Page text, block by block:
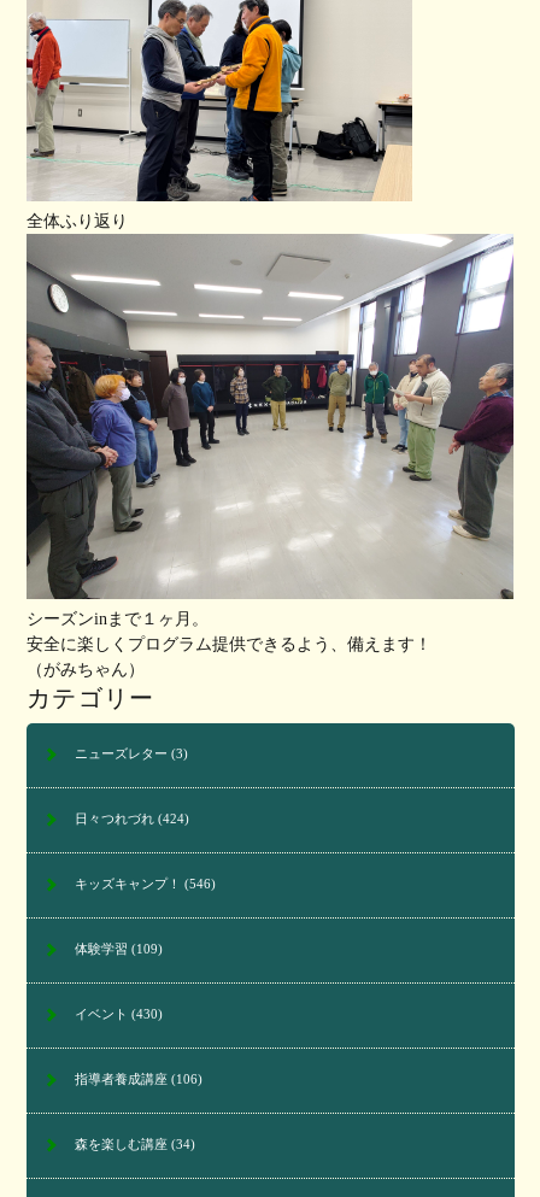
全体ふり返り
シーズンinまで１ヶ月。
安全に楽しくプログラム提供できるよう、備えます！
（がみちゃん）
カテゴリー
ニューズレター (3)
日々つれづれ(424)
キッズキャンプ！ (546)
体験学習 (109)
イベント (430)
指導者養成講座(106)
森を楽しむ講座(34)